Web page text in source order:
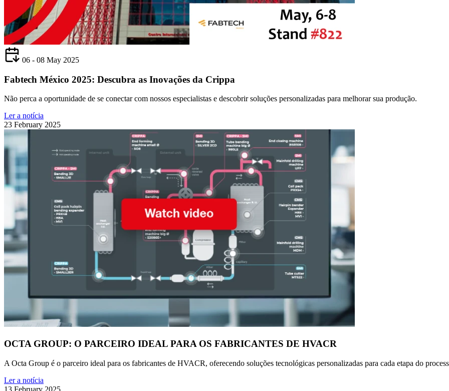
06 - 08 May 2025
Fabtech México 2025: Descubra as Inovações da Crippa
Não perca a oportunidade de se conectar com nossos especialistas e descobrir soluções personalizadas para melhorar sua produção.
Ler a notícia
23 February 2025
OCTA GROUP: O PARCEIRO IDEAL PARA OS FABRICANTES DE HVACR
A Octa Group é o parceiro ideal para os fabricantes de HVACR, oferecendo soluções tecnológicas personalizadas para cada etapa do
Ler a notícia
13 February 2025